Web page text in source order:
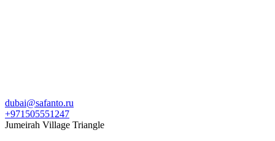
dubai@safanto.ru
+971505551247
Jumeirah Village Triangle